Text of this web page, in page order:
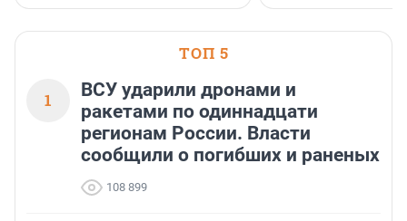
застройщик
области».
ТОП 5
1
ВСУ ударили дронами и
ракетами по одиннадцати
регионам России. Власти
сообщили о погибших и раненых
108 899